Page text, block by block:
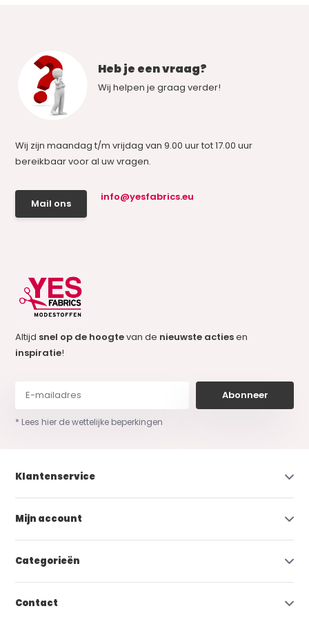
Heb je een vraag?
Wij helpen je graag verder!
Wij zijn maandag t/m vrijdag van 9.00 uur tot 17.00 uur
bereikbaar voor al uw vragen.
Mail ons
info@yesfabrics.eu
Altijd snel op de hoogtevan de nieuwste actiesen
inspiratie!
Abonneer
* Lees hier de wettelijke beperkingen
Klantenservice
Mijn account
Categorieën
Contact